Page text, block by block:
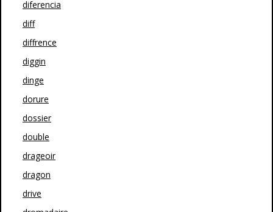
diferencia
diff
diffrence
diggin
dinge
dorure
dossier
double
drageoir
dragon
drive